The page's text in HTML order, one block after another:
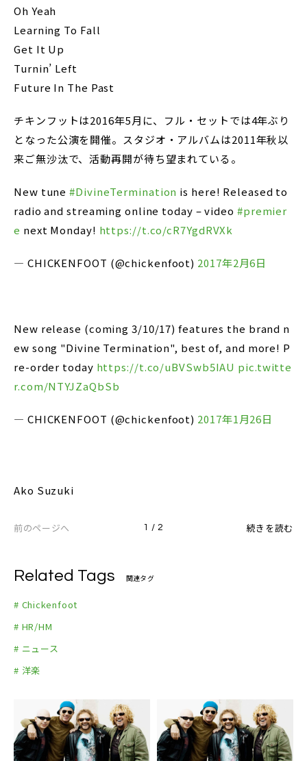
Oh Yeah
Learning To Fall
Get It Up
Turnin’ Left
Future In The Past
チキンフットは2016年5月に、フル・セットでは4年ぶり
となった公演を開催。スタジオ・アルバムは2011年秋以
来ご無沙汰で、活動再開が待ち望まれている。
New tune#DivineTermination is here! Released to
radio and streaming online today – video #premier
e next Monday! https://t.co/cR7YgdRVXk
— CHICKENFOOT (@chickenfoot) 2017年2月6日
New release (coming 3/10/17) features the brand n
ew song "Divine Termination", best of, and more! P
re-order today https://t.co/uBVSwb5IAU pic.twitte
r.com/NTYJZaQbSb
— CHICKENFOOT (@chickenfoot) 2017年1月26日
Ako Suzuki
前のページへ 1 / 2 続きを読む
Related Tags 関連タグ
# Chickenfoot
# HR/HM
# ニュース
# 洋楽